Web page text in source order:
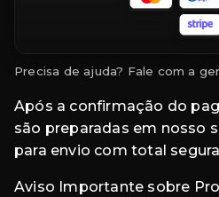
Precisa de ajuda? Fale com a
Após a confirmação do
são preparadas em nosso
para envio com total
Aviso Importante sobre